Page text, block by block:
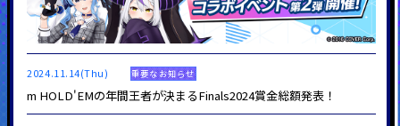
2024.11.14(Thu) 重要なお知らせ
m HOLD'EMの年間王者が決まるFinals2024賞金総額発表！